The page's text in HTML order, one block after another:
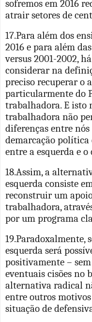
sofremos em 2016
atrair setores de
17.Para além dos
2016 e para além
versus 2001-2002,
considerar na
preciso recuperar o
particularmente do
trabalhadora. E isto
trabalhadora não
diferenças entre nós
demarcação
entre a esquerda e
18.Assim, a
esquerda consiste
reconstruir um
trabalhadora,
por um programa
19.Paradoxalmente,
esquerda será
positivamente –
eventuais cisões no
alternativa radical
entre outros
situação de